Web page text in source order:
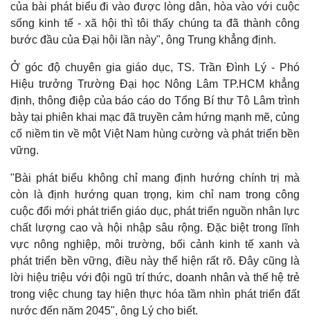
của bài phát biểu đi vào được lòng dân, hòa vào với cuộc
sống kinh tế - xã hội thì tôi thấy chúng ta đã thành công
bước đầu của Đại hội lần này", ông Trung khẳng định.
Ở góc độ chuyên gia giáo dục, TS. Trần Đình Lý - Phó
Hiệu trưởng Trường Đại học Nông Lâm TP.HCM khẳng
định, thông điệp của báo cáo do Tổng Bí thư Tô Lâm trình
bày tại phiên khai mạc đã truyền cảm hứng mạnh mẽ, củng
cố niềm tin về một Việt Nam hùng cường và phát triển bền
vững.
"Bài phát biểu không chỉ mang định hướng chính trị mà
còn là định hướng quan trọng, kim chỉ nam trong công
cuộc đổi mới phát triển giáo dục, phát triển nguồn nhân lực
chất lượng cao và hội nhập sâu rộng. Đặc biệt trong lĩnh
vực nông nghiệp, môi trường, bối cảnh kinh tế xanh và
phát triển bền vững, điều này thể hiện rất rõ. Đây cũng là
lời hiệu triệu với đội ngũ trí thức, doanh nhân và thế hệ trẻ
trong việc chung tay hiện thực hóa tầm nhìn phát triển đất
nước đến năm 2045", ông Lý cho biết.